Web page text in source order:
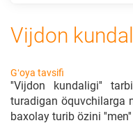
Vijdon
Gʻoya tavsifi
''Vijdon kundaligi''
turadigan öquvchilarga
baxolay turib özini